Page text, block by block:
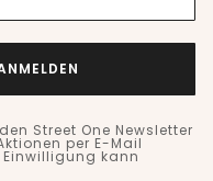
Street One Newsletter
per E-Mail
kann